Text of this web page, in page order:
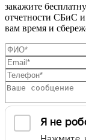
закажите
отчетности СБиС и
вам время и